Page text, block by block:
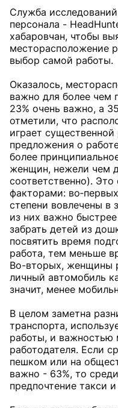
Служба
персонала -
хабаровчан, чтобы
месторасположение
выбор самой работы.
Оказалось,
важно для более чем
23% очень важно, а
отметили, что
играет
предложения о
более
женщин, нежели чем
соответственно). Это
факторами:
степени вовлечены в
из них важно
забрать детей из
посвятить время
работа, тем меньше
Во-вторых, женщины
личный автомобиль
значит, менее
В целом заметна
транспорта,
работы, и важностью
работодателя. Если
пешком или на
важно - 63%, то
предпочтение такси